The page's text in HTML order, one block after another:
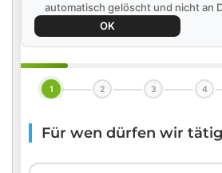
automatisch gelöscht und nicht an
OK
1 2 3 4
Für wen dürfen wir